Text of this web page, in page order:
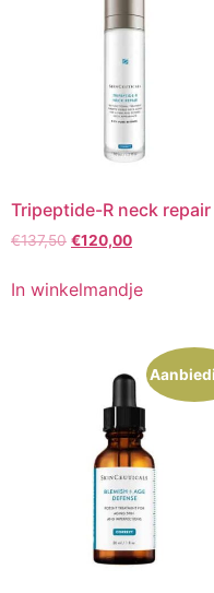
Tripeptide-R neck repair
€137,50 Oorspronkelijke
was:
€137,50.
€120,00Huidige
is:
In winkelmandje